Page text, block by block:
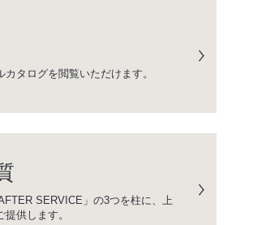
タログを閲覧いただけます。
SERVICE」の3つを柱に、上
供します。